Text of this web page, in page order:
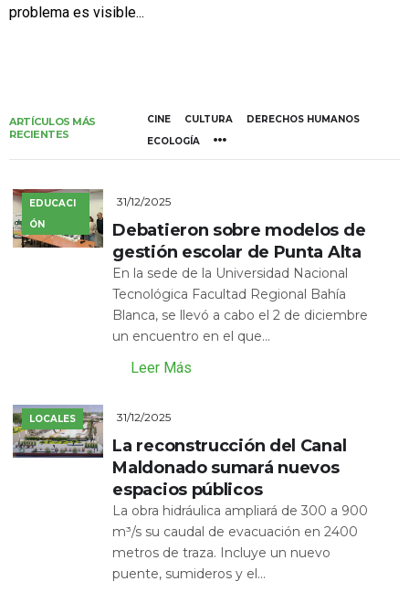
problema es visible...
ARTÍCULOS MÁS
RECIENTES
CINE CULTURA
DERECHOS HUMANOS
ECOLOGÍA
EDUCACI
ÓN
31/12/2025
Debatieron sobre modelos de
gestión escolar de Punta Alta
En la sede de la Universidad Nacional
Tecnológica Facultad Regional Bahía
Blanca, se llevó a cabo el 2 de diciembre
un encuentro en el que...
Leer Más
LOCALES 31/12/2025
La reconstrucción del Canal
Maldonado sumará nuevos
espacios públicos
La obra hidráulica ampliará de 300 a 900
m³/s su caudal de evacuación en 2400
metros de traza. Incluye un nuevo
puente, sumideros y el...